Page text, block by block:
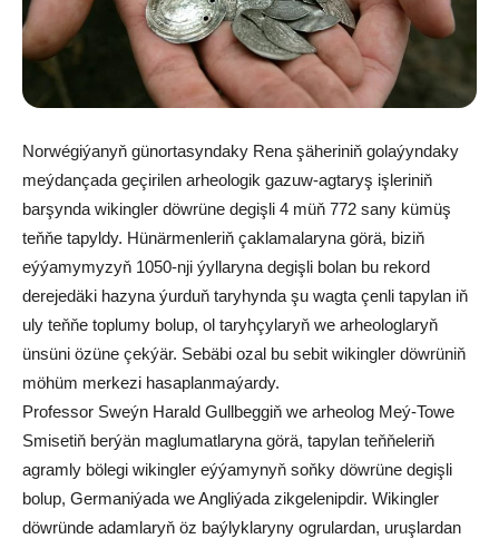
Norwégiýanyň günortasyndaky Rena şäheriniň golaýyndaky
meýdançada geçirilen arheologik gazuw-agtaryş işleriniň
barşynda wikingler döwrüne degişli 4 müň 772 sany kümüş
teňňe tapyldy. Hünärmenleriň çaklamalaryna görä, biziň
eýýamymyzyň 1050-nji ýyllaryna degişli bolan bu rekord
derejedäki hazyna ýurduň taryhynda şu wagta çenli tapylan iň
uly teňňe toplumy bolup, ol taryhçylaryň we arheologlaryň
ünsüni özüne çekýär. Sebäbi ozal bu sebit wikingler döwrüniň
möhüm merkezi hasaplanmaýardy.
Professor Sweýn Harald Gullbeggiň we arheolog Meý-Towe
Smisetiň berýän maglumatlaryna görä, tapylan teňňeleriň
agramly bölegi wikingler eýýamynyň soňky döwrüne degişli
bolup, Germaniýada we Angliýada zikgelenipdir. Wikingler
döwründe adamlaryň öz baýlyklaryny ogrulardan, uruşlardan